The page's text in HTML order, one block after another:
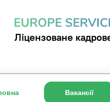
Ліцензоване
Вакансії